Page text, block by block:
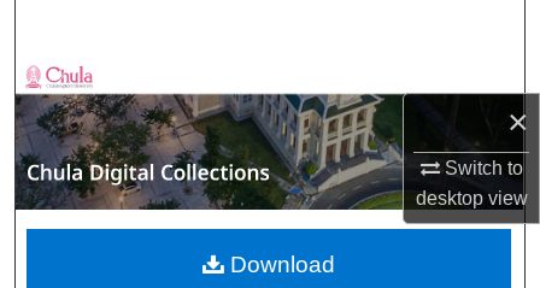
×
Switch to
desktopview
Browse Collections
My Account
About
Digital Commons Network™
Download